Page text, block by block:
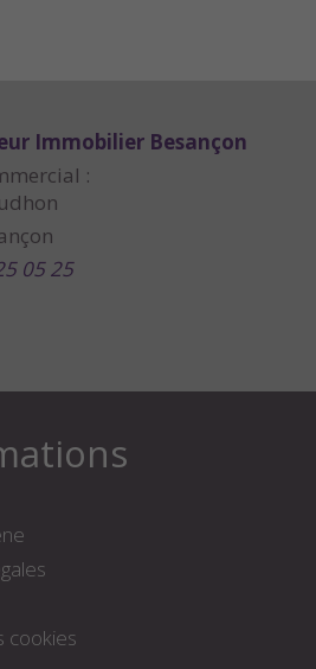
Immobilier Besançon
:
05 25
cookies